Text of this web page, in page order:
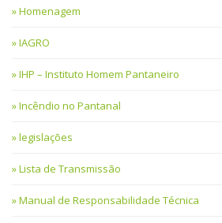
Homenagem
IAGRO
IHP – Instituto Homem Pantaneiro
Incêndio no Pantanal
legislações
Lista de Transmissão
Manual de Responsabilidade Técnica